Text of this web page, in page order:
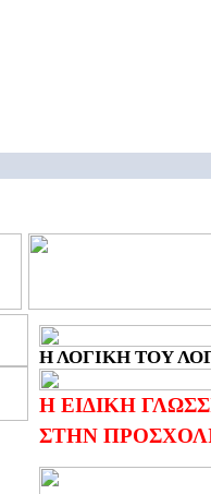
Η ΛΟΓΙΚΗ ΤΟΥ
Η ΕΙΔΙΚΗ
ΣΤΗΝ